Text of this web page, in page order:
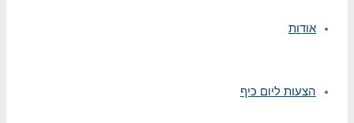
אודות
הצעות ליום כיף